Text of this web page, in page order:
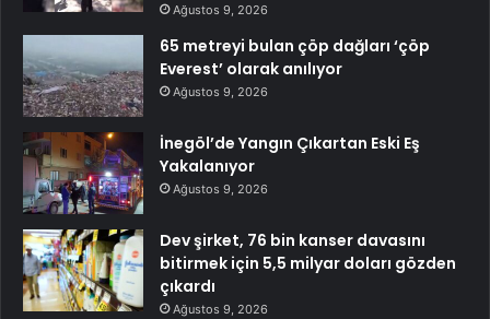
Ağustos 9, 2026
65 metreyi bulan çöp dağları ‘çöp
Everest’ olarak anılıyor
Ağustos 9, 2026
İnegöl’de Yangın Çıkartan Eski Eş
Yakalanıyor
Ağustos 9, 2026
Dev şirket, 76 bin kanser davasını
bitirmek için 5,5 milyar doları gözden
çıkardı
Ağustos 9, 2026